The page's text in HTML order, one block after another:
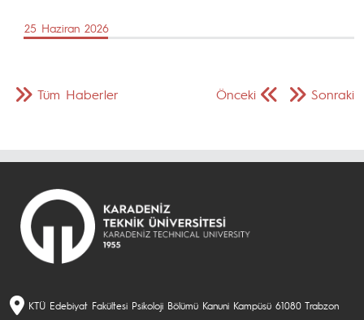
25 Haziran 2026
Önceki Sonraki
Tüm Haberler
KTÜ Edebiyat Fakültesi Psikoloji Bölümü Kanuni Kampüsü 61080 Trabzon